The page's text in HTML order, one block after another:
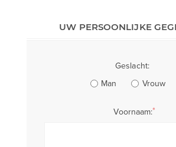
UW PERSOONLIJKE
Geslacht:
Man
Vrouw
Voornaam:*